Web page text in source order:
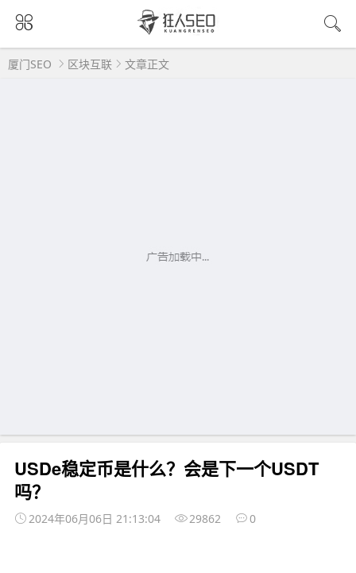
厦门SEO 区块互联 文章正文
USDe稳定币是什么？会是下一个USDT
吗？
2024年06月06日 21:13:04 29862 0